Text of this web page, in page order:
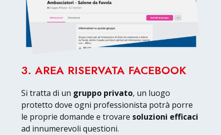
3. AREA RISERVATA FACEBOOK
Si tratta di un gruppo privato, un luogo
protetto dove ogni professionista potrà porre
le proprie domande e trovare soluzioni efficaci
ad innumerevoli questioni.